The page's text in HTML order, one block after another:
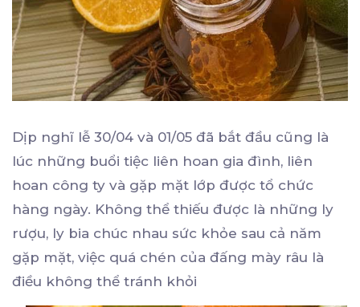
Dịp nghĩ lễ 30/04 và 01/05 đã bắt đầu cũng là
lúc những buổi tiệc liên hoan gia đình, liên
hoan công ty và gặp mặt lớp được tổ chức
hàng ngày. Không thể thiếu được là những ly
rượu, ly bia chúc nhau sức khỏe sau cả năm
gặp mặt, việc quá chén của đấng mày râu là
điều không thể tránh khỏi